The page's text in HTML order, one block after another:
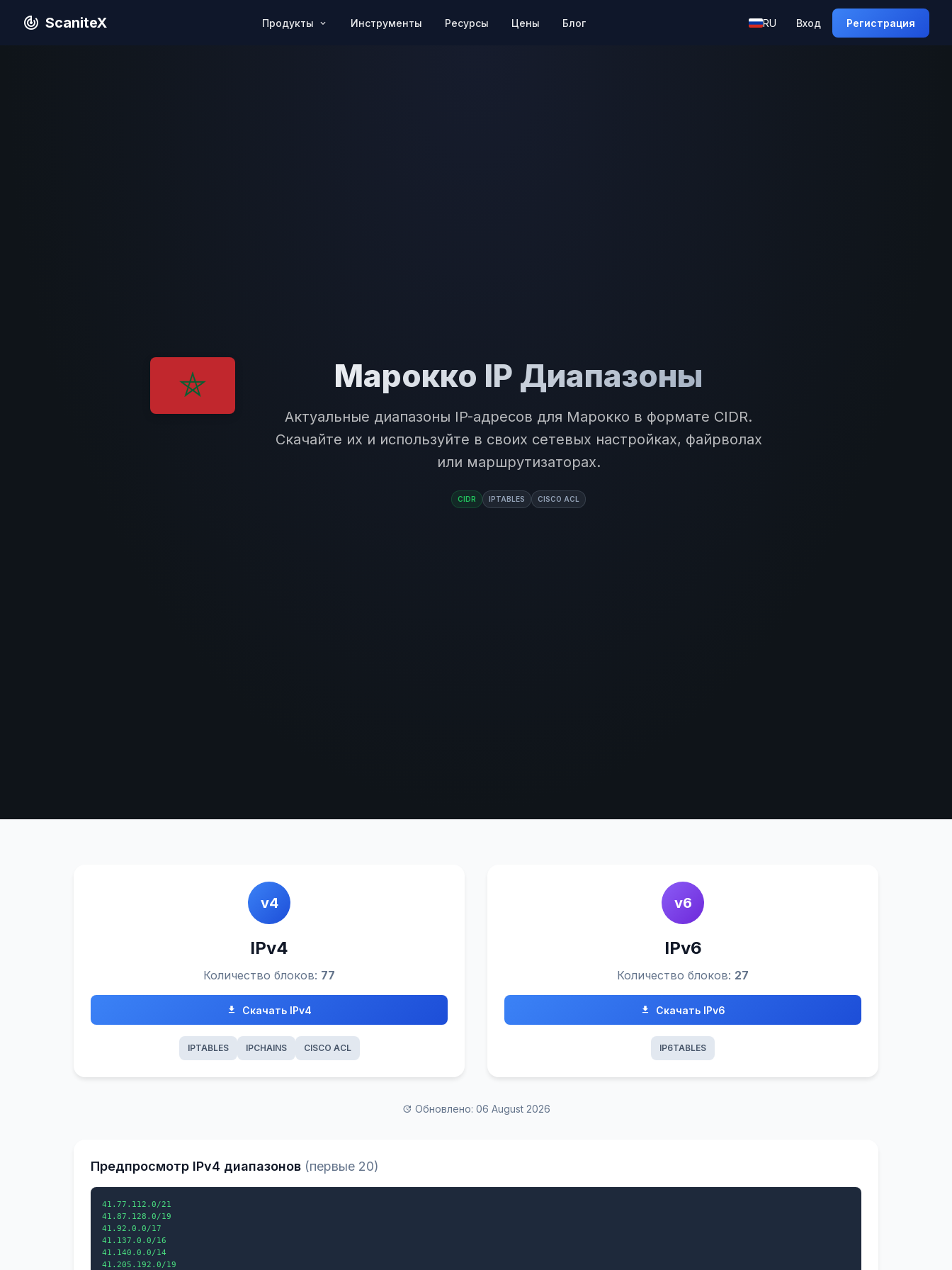
ScaniteX Продукты Инструменты Ресурсы Цены Блог RU Вход Регистрация
Марокко IP Диапазоны
Актуальные диапазоны IP-адресов для Марокко в формате CIDR.
Скачайте их и используйте в своих сетевых настройках, файрволах
или маршрутизаторах.
CIDR IPTABLES CISCO ACL
v4
IPv4
Количество блоков: 77
Скачать IPv4
IPTABLES IPCHAINS CISCO ACL
v6
IPv6
Количество блоков: 27
Скачать IPv6
IP6TABLES
Обновлено: 06 August 2026
Предпросмотр IPv4 диапазонов (первые 20)
41.77.112.0/21
41.87.128.0/19
41.92.0.0/17
41.137.0.0/16
41.140.0.0/14
41.205.192.0/19